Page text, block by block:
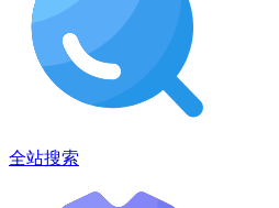
全站搜索